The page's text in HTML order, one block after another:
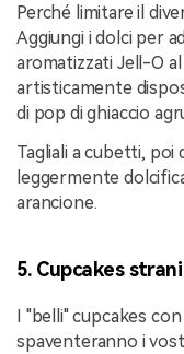
Perché limitare il
Aggiungi i dolci per
aromatizzati Jell-O
artisticamente
di pop di ghiaccio
Tagliali a cubetti,
leggermente
arancione.
5. Cupcakes strani
I "belli" cupcakes
spaventeranno i